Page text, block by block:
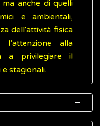
anche di quelli
e ambientali,
dell’attività fisica
alla
a privilegiare il
stagionali.